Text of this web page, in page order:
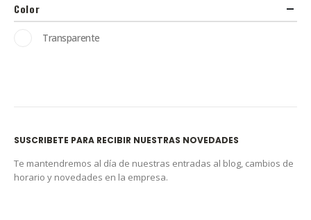
Color
Transparente
SUSCRIBETE PARA RECIBIR NUESTRAS NOVEDADES
Te mantendremos al día de nuestras entradas al blog, cambios de
horario y novedades en la empresa.